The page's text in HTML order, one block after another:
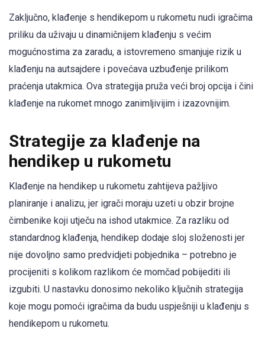
Zaključno, klađenje s hendikepom u rukometu nudi igračima
priliku da uživaju u dinamičnijem klađenju s većim
mogućnostima za zaradu, a istovremeno smanjuje rizik u
klađenju na autsajdere i povećava uzbuđenje prilikom
praćenja utakmica. Ova strategija pruža veći broj opcija i čini
klađenje na rukomet mnogo zanimljivijim i izazovnijim.
Strategije za klađenje na
hendikep u rukometu
Klađenje na hendikep u rukometu zahtijeva pažljivo
planiranje i analizu, jer igrači moraju uzeti u obzir brojne
čimbenike koji utječu na ishod utakmice. Za razliku od
standardnog klađenja, hendikep dodaje sloj složenosti jer
nije dovoljno samo predvidjeti pobjednika – potrebno je
procijeniti s kolikom razlikom će momčad pobijediti ili
izgubiti. U nastavku donosimo nekoliko ključnih strategija
koje mogu pomoći igračima da budu uspješniji u klađenju s
hendikepom u rukometu.